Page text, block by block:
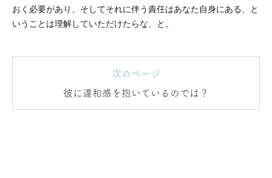
おく必要があり、そしてそれに伴う責任はあなた自身にある、と
いうことは理解していただけたらな、と。
次のページ
彼に違和感を抱いているのでは？